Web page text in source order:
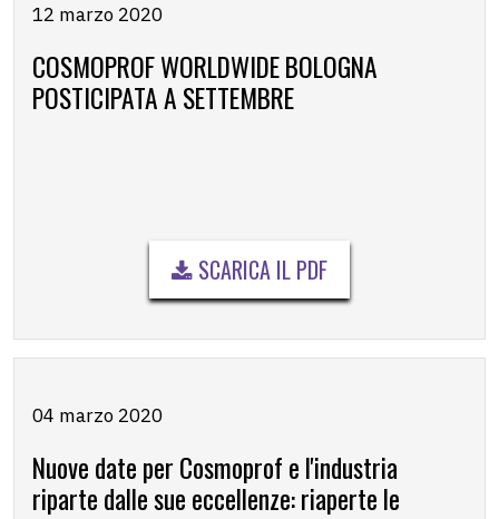
12 marzo 2020
COSMOPROF WORLDWIDE BOLOGNA
POSTICIPATA A SETTEMBRE
SCARICA IL PDF
04 marzo 2020
Nuove date per Cosmoprof e l'industria
riparte dalle sue eccellenze: riaperte le